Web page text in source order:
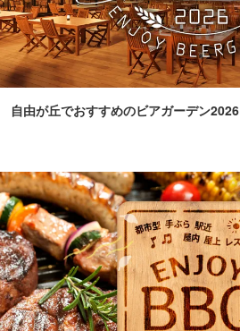
自由が丘でおすすめのビアガーデン2026